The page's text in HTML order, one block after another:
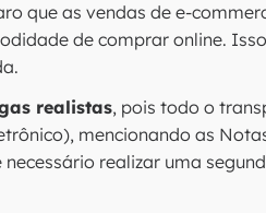
que as vendas de e-
de comprar online.
realistas, pois todo o
mencionando as
realizar uma